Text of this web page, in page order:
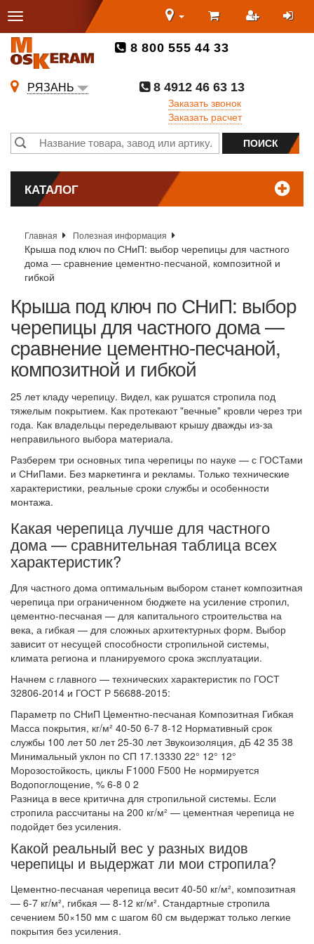
8 800 555 44 33
РЯЗАНЬ
8 4912 46 63 13
Заказать звонок
Заказать расчет
КАТАЛОГ
Главная Полезная информация
Крыша под ключ по СНиП: выбор черепицы для частного
дома — сравнение цементно-песчаной, композитной и
гибкой
Крыша под ключ по СНиП: выбор
черепицы для частного дома —
сравнение цементно-песчаной,
композитной и гибкой
25 лет кладу черепицу. Видел, как рушатся стропила под
тяжелым покрытием. Как протекают "вечные" кровли через три
года. Как владельцы переделывают крышу дважды из-за
неправильного выбора материала.
Разберем три основных типа черепицы по науке — с ГОСТами
и СНиПами. Без маркетинга и рекламы. Только технические
характеристики, реальные сроки службы и особенности
монтажа.
Какая черепица лучше для частного
дома — сравнительная таблица всех
характеристик?
Для частного дома оптимальным выбором станет композитная
черепица при ограниченном бюджете на усиление стропил,
цементно-песчаная — для капитального строительства на
века, а гибкая — для сложных архитектурных форм. Выбор
зависит от несущей способности стропильной системы,
климата региона и планируемого срока эксплуатации.
Начнем с главного — технических характеристик по ГОСТ
32806-2014 и ГОСТ Р 56688-2015:
Параметр по СНиП Цементно-песчаная Композитная Гибкая
Масса покрытия, кг/м² 40-50 6-7 8-12 Нормативный срок
службы 100 лет 50 лет 25-30 лет Звукоизоляция, дБ 42 35 38
Минимальный уклон по СП 17.13330 22° 12° 12°
Морозостойкость, циклы F1000 F500 Не нормируется
Водопоглощение, % 6-8 0 2
Разница в весе критична для стропильной системы. Если
стропила рассчитаны на 200 кг/м² — цементная черепица не
подойдет без усиления.
Какой реальный вес у разных видов
черепицы и выдержат ли мои стропила?
Цементно-песчаная черепица весит 40-50 кг/м², композитная
— 6-7 кг/м², гибкая — 8-12 кг/м². Стандартные стропила
сечением 50×150 мм с шагом 60 см выдержат только легкие
покрытия без усиления.